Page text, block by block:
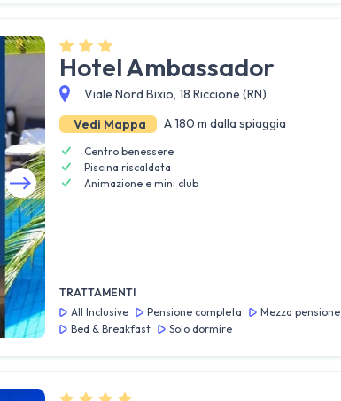
Hotel Ambassador
Viale Nord Bixio, 18 Riccione (RN)
Vedi Mappa
A 180 m dalla spiaggia
Centro benessere
Piscina riscaldata
Animazione e mini club
TRATTAMENTI
All Inclusive
Pensione completa
Mezza pensione
Bed & Breakfast
Solo dormire